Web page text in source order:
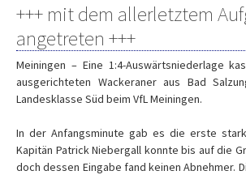
+++ mit dem allerletztem
angetreten +++
Meiningen – Eine 1:4-Auswärtsniederlage
ausgerichteten Wackeraner aus Bad
Landesklasse Süd beim VfL Meiningen.
In der Anfangsminute gab es die erste
Kapitän Patrick Niebergall konnte bis auf die
doch dessen Eingabe fand keinen Abnehmer.